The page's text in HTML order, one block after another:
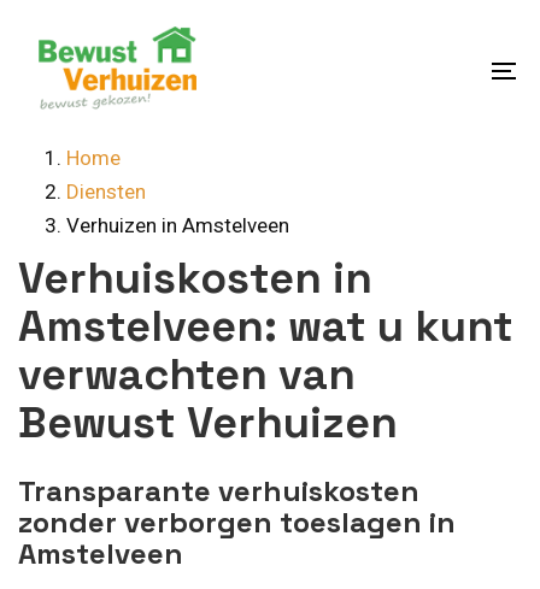
content
Home
Diensten
Verhuizen in Amstelveen
Verhuiskosten in
Amstelveen: wat u kunt
verwachten van
Bewust Verhuizen
Transparante verhuiskosten
zonder verborgen toeslagen in
Amstelveen